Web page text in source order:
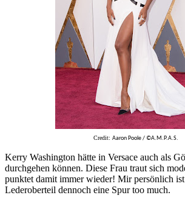
Credit: Aaron Poole / ©A.M.P.A.S.
Kerry Washington hätte in Versace auch als
durchgehen können. Diese Frau traut sich
punktet damit immer wieder! Mir persönlich ist
Lederoberteil dennoch eine Spur too much.